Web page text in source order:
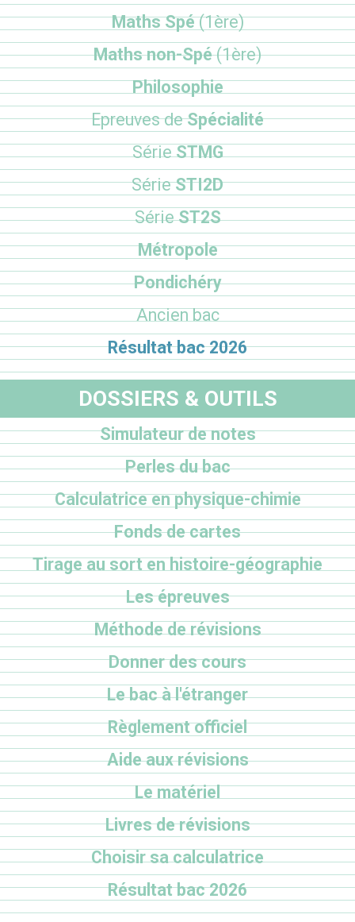
Maths Spé(1ère)
Maths non-Spé(1ère)
Philosophie
Epreuves deSpécialité
SérieSTMG
SérieSTI2D
SérieST2S
Métropole
Pondichéry
Ancien bac
Résultat bac 2026
DOSSIERS & OUTILS
Simulateur de notes
Perles du bac
Calculatrice en physique-chimie
Fonds de cartes
Tirage au sort en histoire-géographie
Les épreuves
Méthode de révisions
Donner des cours
Le bac à l'étranger
Règlement officiel
Aide aux révisions
Le matériel
Livres de révisions
Choisir sa calculatrice
Résultat bac 2026